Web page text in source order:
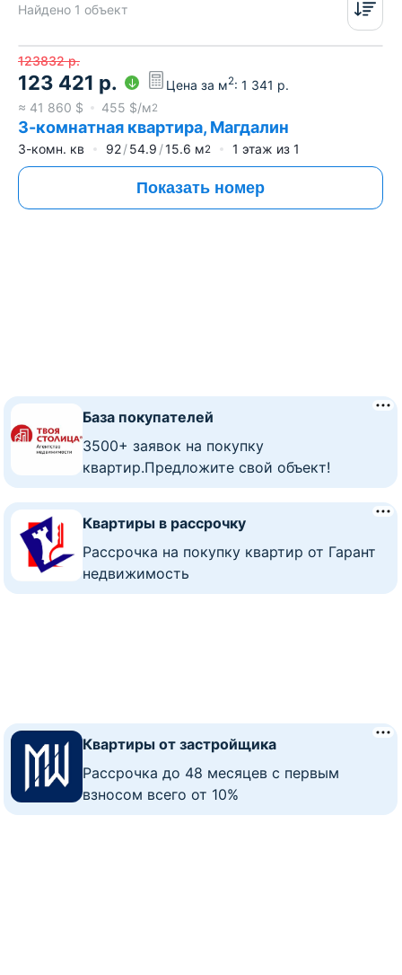
Найдено 1 объект
123832 р.
123 421 р. Цена за м2: 1 341 р.
≈ 41 860 $ 455 $/м2
3-комнатная квартира, Магдалин
3-комн. кв 92 54.9 15.6 м2 1 этаж из 1
Показать номер
База покупателей
3500+ заявок на покупку
квартир.Предложите свой объект!
Квартиры в рассрочку
Рассрочка на покупку квартир от Гарант
недвижимость
Квартиры от застройщика
Рассрочка до 48 месяцев с первым
взносом всего от 10%